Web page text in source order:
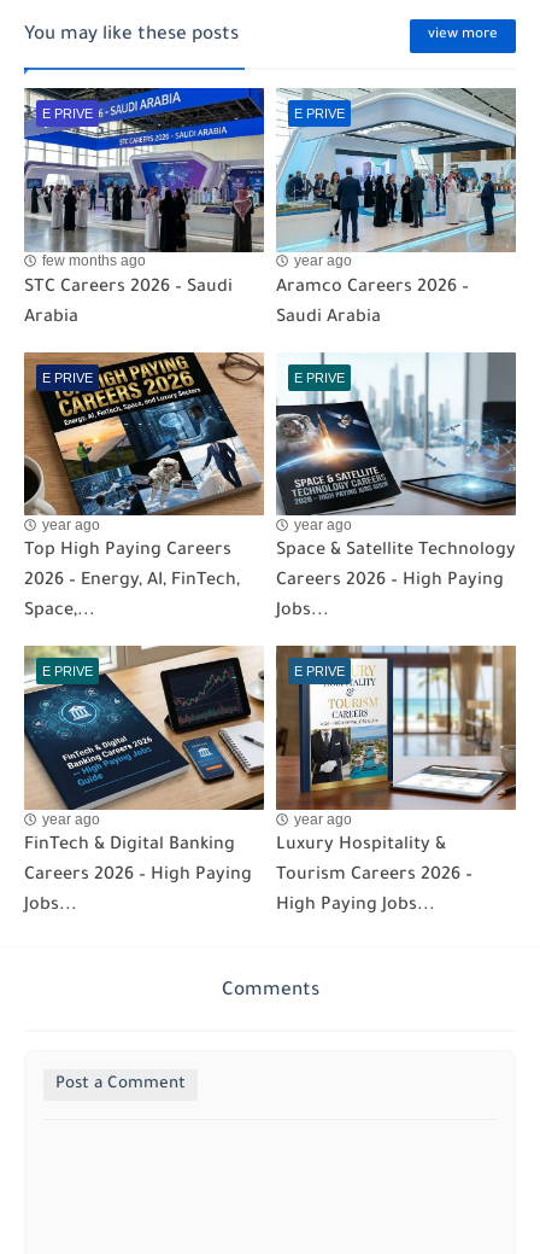
You may like these posts view more
E PRIVE
few months ago
STC Careers 2026 – Saudi
Arabia
E PRIVE
year ago
Aramco Careers 2026 –
Saudi Arabia
E PRIVE
year ago
Top High Paying Careers
2026 – Energy, AI, FinTech,
Space,...
E PRIVE
year ago
Space & Satellite Technology
Careers 2026 – High Paying
Jobs...
E PRIVE
year ago
FinTech & Digital Banking
Careers 2026 – High Paying
Jobs...
E PRIVE
year ago
Luxury Hospitality &
Tourism Careers 2026 –
High Paying Jobs...
Comments
Post a Comment